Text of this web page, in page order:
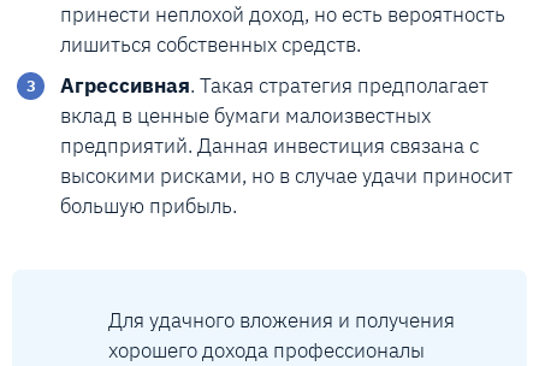
принести неплохой доход, но есть вероятность
лишиться собственных средств.
Агрессивная. Такая стратегия предполагает
вклад в ценные бумаги малоизвестных
предприятий. Данная инвестиция связана с
высокими рисками, но в случае удачи приносит
большую прибыль.
Для удачного вложения и получения
хорошего дохода профессионалы